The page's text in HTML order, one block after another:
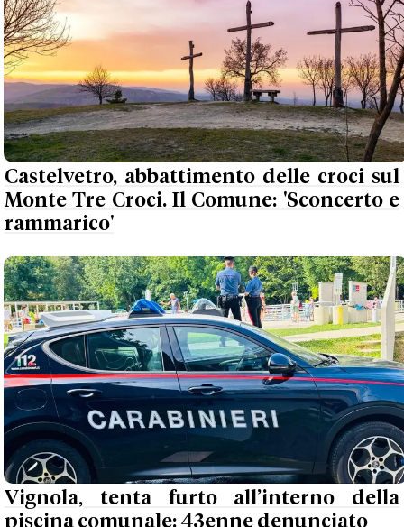
Castelvetro, abbattimento delle croci sul
Monte Tre Croci. Il Comune: 'Sconcerto e
rammarico'
Vignola, tenta furto all’interno della
piscina comunale: 43enne denunciato